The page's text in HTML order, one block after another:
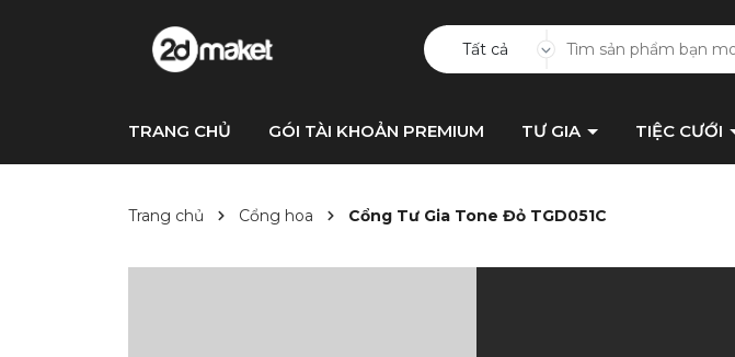
Tất cả
TRANG CHỦ GÓI TÀI KHOẢN PREMIUM TƯ GIA TIỆC CƯỚI
Trang chủ Cổng hoa Cổng Tư Gia Tone Đỏ TGD051C